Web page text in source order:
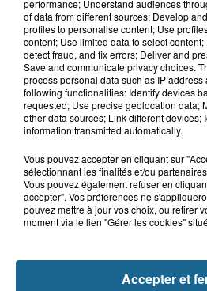
14h58
Incendie à La
: 80 personnes
NOS AUTRES
performance; Understand audiences
of data from different sources; Develop
profiles to personalise content; Use
content; Use limited data to select
detect fraud, and fix errors; Deliver and
Save and communicate privacy choices.
process personal data such as IP
following functionalities: Identify devices
requested; Use precise geolocation data;
other data sources; Link different devices;
information transmitted automatically.
Vous pouvez accepter en cliquant sur
sélectionnant les finalités et/ou
Vous pouvez également refuser en
accepter". Vos préférences ne
pouvez mettre à jour vos choix, ou retirer
moment via le lien "Gérer les cookies"
Accepter et